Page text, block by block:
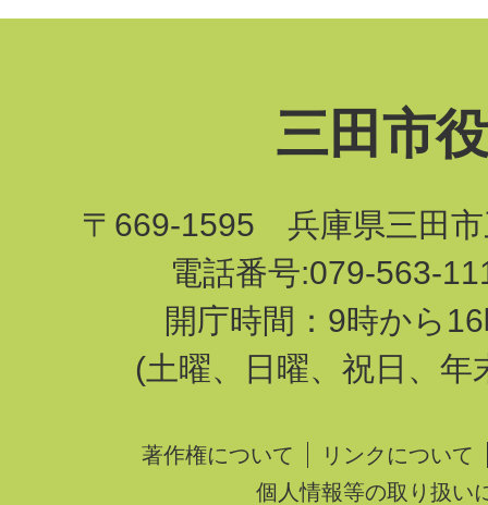
三田市
〒669-1595 兵庫県三田市
電話番号:079-563-
開庁時間：9時から
(土曜、日曜、祝日、年
著作権について
リンクについて
個人情報等の取り扱い